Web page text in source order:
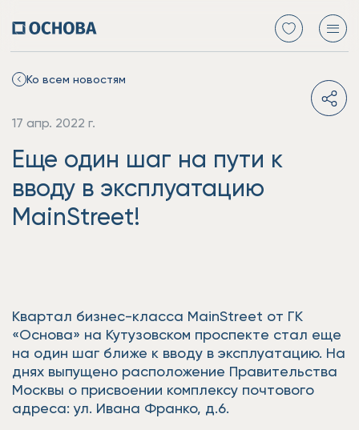
Ко всем новостям
17 апр. 2022 г.
Еще один шаг на пути к
вводу в эксплуатацию
MainStreet!
Квартал бизнес-класса MainStreet от ГК
«Основа» на Кутузовском проспекте стал еще
на один шаг ближе к вводу в эксплуатацию. На
днях выпущено расположение Правительства
Москвы о присвоении комплексу почтового
адреса: ул. Ивана Франко, д.6.